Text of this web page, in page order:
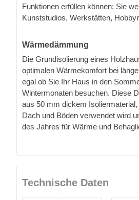
Funktionen erfüllen können: Sie
Kunststudios, Werkstätten,
Wärmedämmung
Die Grundisolierung eines
optimalen Wärmekomfort bei
egal ob Sie Ihr Haus in den
Wintermonaten besuchen. Diese
aus 50 mm dickem
Dach und Böden verwendet wird
des Jahres für Wärme und
Technische Daten